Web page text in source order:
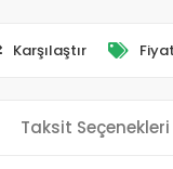
Karşılaştır
Taksit Seçenekleri